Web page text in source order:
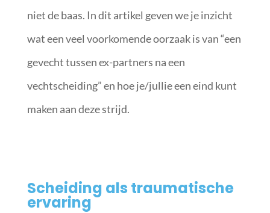
niet de baas. In dit artikel geven we je inzicht
wat een veel voorkomende oorzaak is van “een
gevecht tussen ex-partners na een
vechtscheiding” en hoe je/jullie een eind kunt
maken aan deze strijd.
Scheiding als traumatische
ervaring